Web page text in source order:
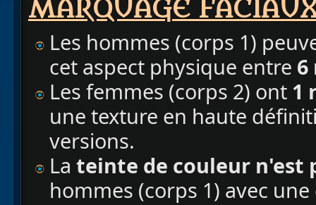
MARQUAGE
Les hommes (corps 1)
cet aspect physique entre 6
Les femmes (corps 2) ont 1
une texture en haute
versions.
La teinte de couleur n'est
hommes (corps 1) avec